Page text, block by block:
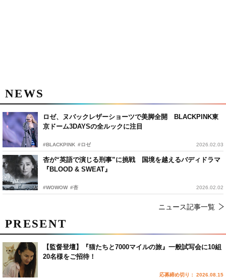
NEWS
ロゼ、ヌバックレザーショーツで美脚全開 BLACKPINK東
京ドーム3DAYSの全ルックに注目
#BLACKPINK #ロゼ 2026.02.03
杏が“英語で演じる刑事”に挑戦 国境を越えるバディドラマ
『BLOOD & SWEAT』
#WOWOW #杏 2026.02.02
ニュース記事一覧
PRESENT
【監督登壇】『猫たちと7000マイルの旅』一般試写会に10組
20名様をご招待！
応募締め切り： 2026.08.15